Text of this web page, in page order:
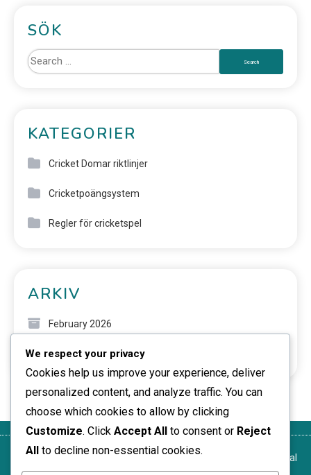
SÖK
KATEGORIER
Cricket Domar riktlinjer
Cricketpoängsystem
Regler för cricketspel
ARKIV
February 2026
January 2026
Vilka Dataskyddspolicy Cookieinställningar Användaravtal
We respect your privacy
Cookies help us improve your experience, deliver
personalized content, and analyze traffic. You can
choose which cookies to allow by clicking
Customize. Click Accept All to consent or Reject
All to decline non-essential cookies.